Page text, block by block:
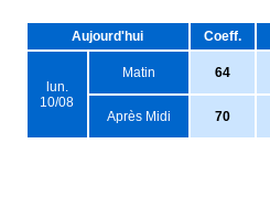
Aujourd'hui Coeff.
lun.
10/08
Matin 64
Après Midi 70